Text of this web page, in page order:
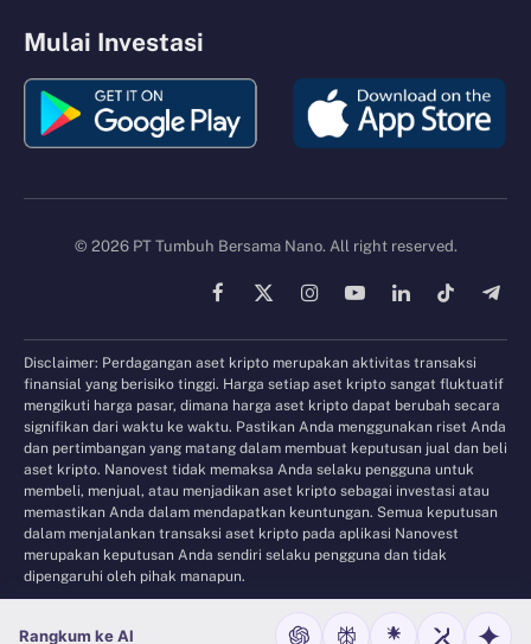
Mulai Investasi
© 2026 PT Tumbuh Bersama Nano. All right reserved.
Facebook
X
InstagramYouTubeLinkedInTikTok
Disclaimer: Perdagangan aset kripto merupakan aktivitas transaksi
finansial yang berisiko tinggi. Harga setiap aset kripto sangat fluktuatif
mengikuti harga pasar, dimana harga aset kripto dapat berubah secara
signifikan dari waktu ke waktu. Pastikan Anda menggunakan riset Anda
dan pertimbangan yang matang dalam membuat keputusan jual dan beli
aset kripto. Nanovest tidak memaksa Anda selaku pengguna untuk
membeli, menjual, atau menjadikan aset kripto sebagai investasi atau
memastikan Anda dalam mendapatkan keuntungan. Semua keputusan
dalam menjalankan transaksi aset kripto pada aplikasi Nanovest
merupakan keputusan Anda sendiri selaku pengguna dan tidak
dipengaruhi oleh pihak manapun.
Rangkum ke AI